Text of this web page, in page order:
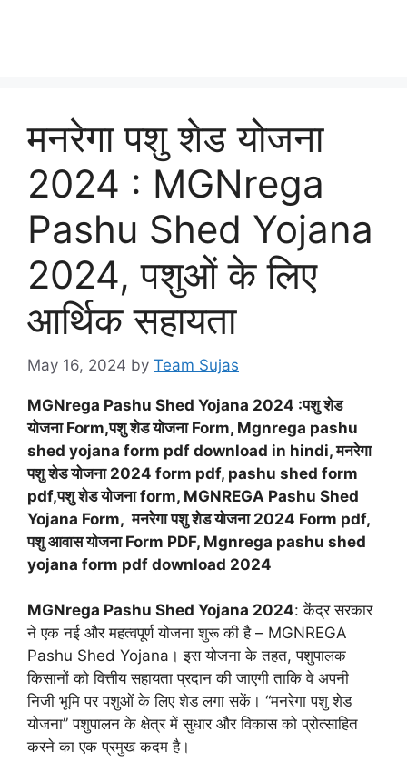
मनरेगा पशु शेड योजना
2024 : MGNrega
Pashu Shed Yojana
2024, पशुओं के लिए
आर्थिक सहायता
May 16, 2024 by Team Sujas
MGNrega Pashu Shed Yojana 2024 :पशु शेड
योजना Form,पशु शेड योजना Form, Mgnrega pashu
shed yojana form pdf download in hindi, मनरेगा
पशु शेड योजना 2024 form pdf, pashu shed form
pdf,पशु शेड योजना form, MGNREGA Pashu Shed
Yojana Form, मनरेगा पशु शेड योजना 2024 Form pdf,
पशु आवास योजना Form PDF, Mgnrega pashu shed
yojana form pdf download 2024
MGNrega Pashu Shed Yojana 2024: केंद्र सरकार
ने एक नई और महत्वपूर्ण योजना शुरू की है – MGNREGA
Pashu Shed Yojana। इस योजना के तहत, पशुपालक
किसानों को वित्तीय सहायता प्रदान की जाएगी ताकि वे अपनी
निजी भूमि पर पशुओं के लिए शेड लगा सकें। “मनरेगा पशु शेड
योजना” पशुपालन के क्षेत्र में सुधार और विकास को प्रोत्साहित
करने का एक प्रमुख कदम है।